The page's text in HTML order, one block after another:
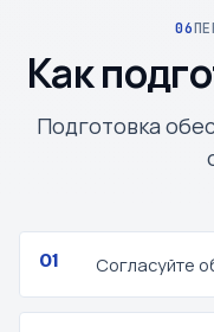
Как
Подготовка
Согласуйте